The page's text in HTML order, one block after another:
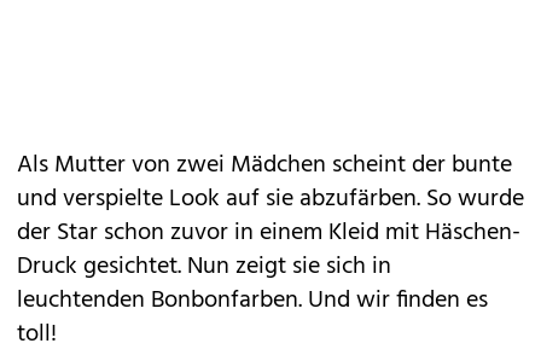
Als Mutter von zwei Mädchen scheint der bunte
und verspielte Look auf sie abzufärben. So wurde
der Star schon zuvor in einem Kleid mit Häschen-
Druck gesichtet. Nun zeigt sie sich in
leuchtenden Bonbonfarben. Und wir finden es
toll!